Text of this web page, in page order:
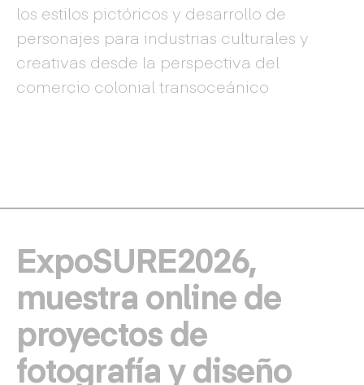
los estilos pictóricos y desarrollo de
personajes para industrias culturales y
creativas desde la perspectiva del
comercio colonial transoceánico
ExpoSURE2026,
muestra online de
proyectos de
fotografía y diseño